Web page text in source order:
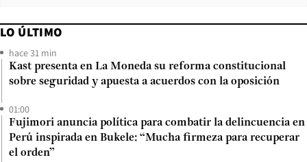
LO ÚLTIMO
hace 31 min
Kast presenta en La Moneda su reforma constitucional
sobre seguridad y apuesta a acuerdos con la oposición
01:00
Fujimori anuncia política para combatir la delincuencia en
Perú inspirada en Bukele: “Mucha firmeza para recuperar
el orden”